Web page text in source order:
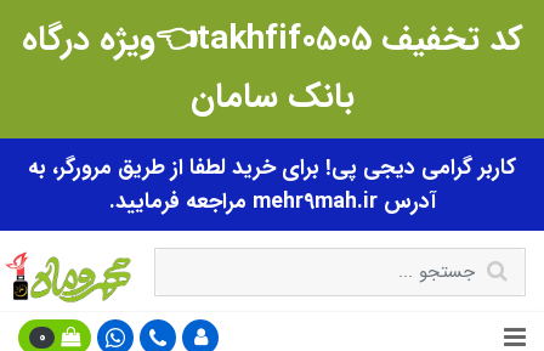
کد تخفیف takhfif0505👈ویژه درگاه
بانک سامان
کاربر گرامی دیجی پی! برای خرید لطفا از طریق مرورگر، به
آدرس mehr9mah.ir مراجعه فرمایید.
0